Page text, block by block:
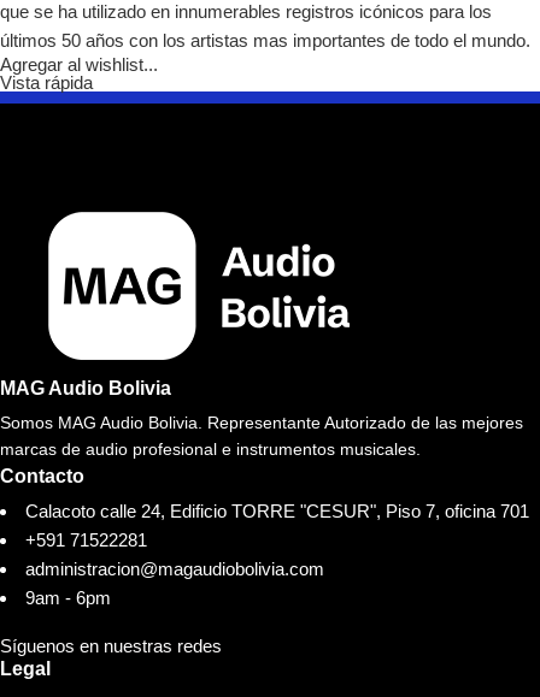
que se ha utilizado en innumerables registros icónicos para los
últimos 50 años con los artistas mas importantes de todo el mundo.
Agregar al wishlist...
Vista rápida
MAG Audio Bolivia
Somos MAG Audio Bolivia. Representante Autorizado de las mejores
marcas de audio profesional e instrumentos musicales.
Contacto
Calacoto calle 24, Edificio TORRE "CESUR", Piso 7, oficina 701
+591 71522281
administracion@magaudiobolivia.com
9am - 6pm
Síguenos en nuestras redes
Legal